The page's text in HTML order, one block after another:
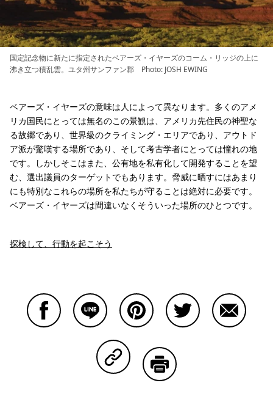
国定記念物に新たに指定されたベアーズ・イヤーズのコーム・リッジの上に
沸き立つ積乱雲。ユタ州サンファン郡 Photo: JOSH EWING
ベアーズ・イヤーズの意味は人によって異なります。多くのアメ
リカ国民にとっては無名のこの景観は、アメリカ先住民の神聖な
る故郷であり、世界級のクライミング・エリアであり、アウトド
ア派が驚嘆する場所であり、そして考古学者にとっては憧れの地
です。しかしそこはまた、公有地を私有化して開発することを望
む、選出議員のターゲットでもあります。脅威に晒すにはあまり
にも特別なこれらの場所を私たちが守ることは絶対に必要です。
ベアーズ・イヤーズは間違いなくそういった場所のひとつです。
探検して、行動を起こそう
Copy Linkで共有する